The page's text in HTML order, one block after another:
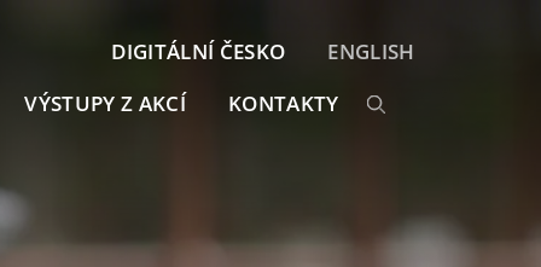
VÝSTUPY Z AKCÍ KONTAKTY
DIGITÁLNÍ ČESKO ENGLISH